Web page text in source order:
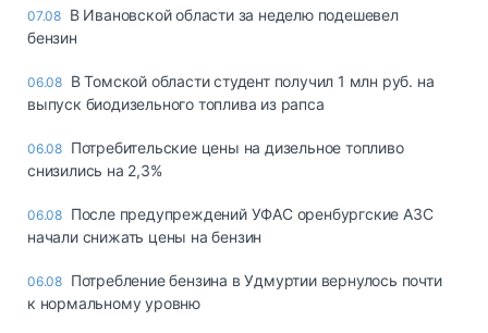
07.08 В Ивановской области за неделю подешевел
бензин
06.08 В Томской области студент получил 1 млн руб. на
выпуск биодизельного топлива из рапса
06.08 Потребительские цены на дизельное топливо
снизились на 2,3%
06.08 После предупреждений УФАС оренбургские АЗС
начали снижать цены на бензин
06.08 Потребление бензина в Удмуртии вернулось почти
к нормальному уровню